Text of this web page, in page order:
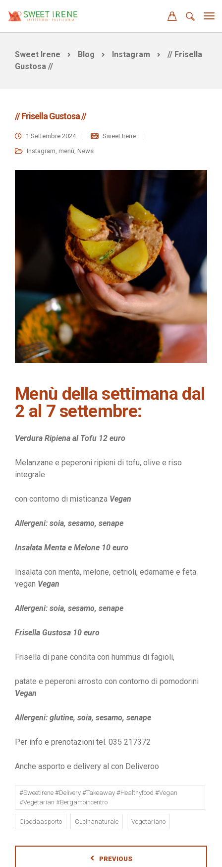
Sweet Irene Blog Instagram
// Frisella
Gustosa //
// Frisella Gustosa //
1 Settembre 2024
Sweet Irene
Instagram, menù, News
Menù della settimana dal
2 al 7 settembre:
Verdura Ripiena al Tofu 12 euro
Melanzane e peperoni ripieni di tofu, olive e riso
integrale
con contorno di misticanza Vegan
Allergeni: soia, sesamo, senape
Insalata Menta e Melone 10 euro
Insalata con menta, melone, cetrioli, edamame e feta
vegan Vegan
Allergeni: soia, sesamo, senape
Frisella Gustosa 10 euro
Frisella di pane condita con hummus di fagioli,
patate e peperoni arrosto con contorno di pomodorini
Vegan
Allergeni: glutine, soia, sesamo, senape
Per info e prenotazioni tel. 035 217372
Anche asporto e delivery al con Deliveroo
#sweetirene #delivery #takeaway #healthyfood #vegan
#vegetarian #bergamoincentro
Cibodaasporto Cucinanaturale Vegetariano
PREVIOUS